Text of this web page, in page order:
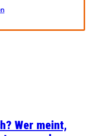
Wer meint,